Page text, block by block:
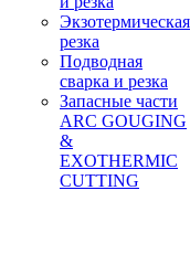
Экзотермическая
резка
Подводная
сварка и резка
Запасные части
ARC GOUGING
&
EXOTHERMIC
CUTTING